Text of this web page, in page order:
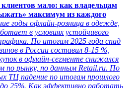
клиентов мало: как владельцам
максимум из каждого
годы офлайн-розница в одежде,
в условиях устойчивого
По итогам 2025 года спад
в России составил 8-15 %,
в офлайн-сегменте снижался
по рынку, по данным Retail.ru. По
ТЦ падение по итогам прошлого
25%. Как эффективно работать